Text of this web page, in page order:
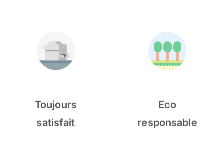
Toujours
satisfait
Eco
responsable